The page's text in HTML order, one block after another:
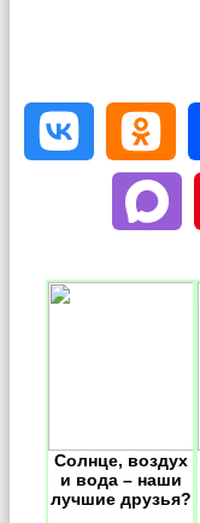
Солнце, воздух
и вода – наши
лучшие друзья?